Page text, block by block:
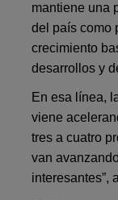
mantiene una
del país como
crecimiento
desarrollos y
En esa línea,
viene
tres a cuatro
van
interesantes”,